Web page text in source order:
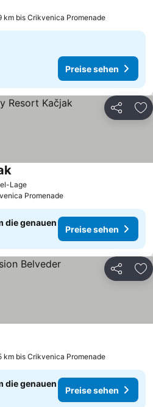
km bis Crikvenica Promenade
Preise sehen
Teilen
Lage
Promenade
die genauen
Preise sehen
Teilen
km bis Crikvenica Promenade
die genauen
Preise sehen